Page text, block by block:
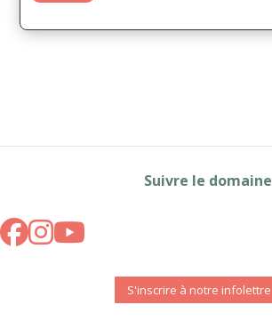
Suivre le domaine
S'inscrire à notre infolettre